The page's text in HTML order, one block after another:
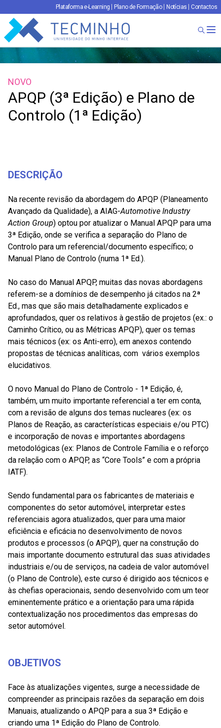
Plataforma e-Learning Plano de Formação Notícias Contactos
TECMINHO
NOVO
APQP (3ª Edição) e Plano de
Controlo (1ª Edição)
DESCRIÇÃO
Na recente revisão da abordagem do APQP (Planeamento
Avançado da Qualidade), a AIAG-Automotive Industry
Action Group) optou por atualizar o Manual APQP para uma
3ª Edição, onde se verifica a separação do Plano de
Controlo para um referencial/documento específico; o
Manual Plano de Controlo (numa 1ª Ed.).
No caso do Manual APQP, muitas das novas abordagens
referem-se a domínios de desempenho já citados na 2ª
Ed., mas que são mais detalhadamente explicados e
aprofundados, quer os relativos à gestão de projetos (ex.: o
Caminho Crítico, ou as Métricas APQP), quer os temas
mais técnicos (ex: os Anti-erro), em anexos contendo
propostas de técnicas analíticas, com vários exemplos
elucidativos.
O novo Manual do Plano de Controlo - 1ª Edição, é,
também, um muito importante referencial a ter em conta,
com a revisão de alguns dos temas nucleares (ex: os
Planos de Reação, as características especiais e/ou PTC)
e incorporação de novas e importantes abordagens
metodológicas (ex: Planos de Controle Família e o reforço
da relação com o APQP, as “Core Tools” e com a própria
IATF).
Sendo fundamental para os fabricantes de materiais e
componentes do setor automóvel, interpretar estes
referenciais agora atualizados, quer para uma maior
eficiência e eficácia no desenvolvimento de novos
produtos e processos (o APQP), quer na construção do
mais importante documento estrutural das suas atividades
industriais e/ou de serviços, na cadeia de valor automóvel
(o Plano de Controle), este curso é dirigido aos técnicos e
às chefias operacionais, sendo desenvolvido com um teor
eminentemente prático e a orientação para uma rápida
contextualização nos procedimentos das empresas do
setor automóvel.
OBJETIVOS
Face às atualizações vigentes, surge a necessidade de
compreender as principais razões da separação em dois
Manuais, atualizando o APQP para a sua 3ª Edição e
criando uma 1ª Edição do Plano de Controlo.